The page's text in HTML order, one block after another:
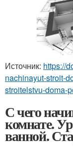
Источник: https://
nachinayut-stroit-
stroitelstvu-doma-
С чего
комнате.
ванной.